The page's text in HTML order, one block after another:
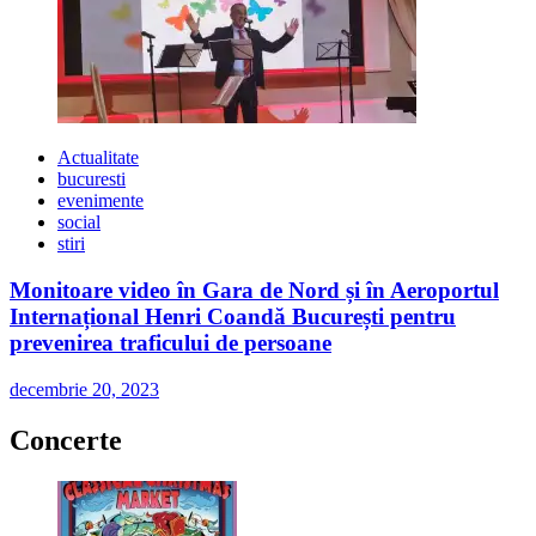
Actualitate
bucuresti
evenimente
social
stiri
Monitoare video în Gara de Nord și în Aeroportul
Internațional Henri Coandă București pentru
prevenirea traficului de persoane
decembrie 20, 2023
Concerte